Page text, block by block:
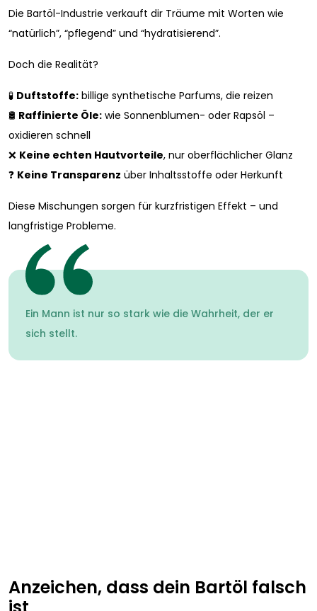
Die Bartöl-Industrie verkauft dir Träume mit Worten wie
“natürlich”, “pflegend” und “hydratisierend”.
Doch die Realität?
🧪 Duftstoffe: billige synthetische Parfums, die reizen
🛢️ Raffinierte Öle: wie Sonnenblumen- oder Rapsöl –
oxidieren schnell
❌ Keine echten Hautvorteile, nur oberflächlicher Glanz
❓ Keine Transparenz über Inhaltsstoffe oder Herkunft
Diese Mischungen sorgen für kurzfristigen Effekt – und
langfristige Probleme.
Ein Mann ist nur so stark wie die Wahrheit, der er
sich stellt.
Anzeichen, dass dein Bartöl falsch